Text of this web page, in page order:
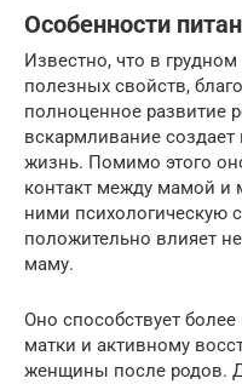
Особенности
Известно, что в
полезных свойств,
полноценное развитие
вскармливание
жизнь. Помимо этого
контакт между мамой
ними психологическую
положительно влияет
маму.
Оно способствует
матки и активному
женщины после родов.